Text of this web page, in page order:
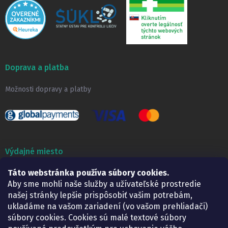
Táto webstránka používa súbory cookies.
Aby sme mohli naše služby a užívateľské prostredie
našej stránky lepšie prispôsobiť vašim potrebám,
ukladáme na vašom zariadení (vo vašom prehliadači)
súbory cookies. Cookies sú malé textové súbory
Doprava a platba
Možnosti dopravy a platby
Výdajné miesto
Lekáreň ADONAI
Košice – Smetanova 2
Pondelok:
07.30 – 15.30 h.
Utorok:
07.30 – 16.00 h.
Streda:
07.30 – 16.00 h.
Štvrtok:
07.30 – 15.30 h.